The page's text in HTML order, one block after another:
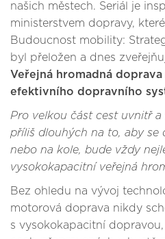
našich městech. Seriál je
ministerstvem dopravy,
Budoucnost mobility:
byl přeložen a dnes
Veřejná hromadná
efektivního dopravního
Pro velkou část cest uvnitř
příliš dlouhých na to, aby se
nebo na kole, bude vždy
vysokokapacitní veřejná
Bez ohledu na vývoj
motorová doprava nikdy
s vysokokapacitní